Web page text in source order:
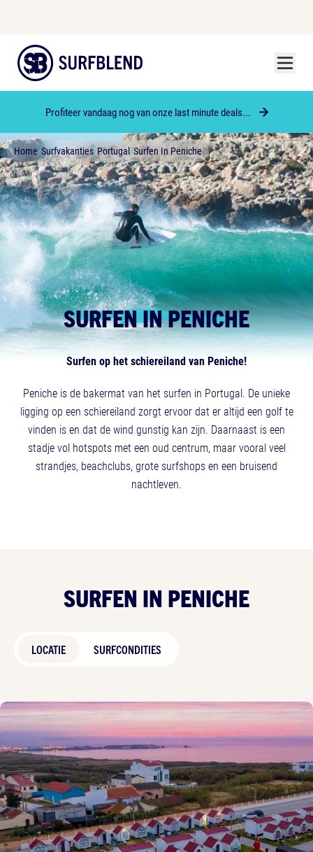
Surfblend
Menu
Profiteer vandaag nog van onze last minute deals...
Home/Surfvakanties/Portugal/Surfen In Peniche
SURFEN IN PENICHE
Surfen op het schiereiland van Peniche!
Peniche is de bakermat van het surfen in Portugal. De unieke
ligging op een schiereiland zorgt ervoor dat er altijd een golf te
vinden is en dat de wind gunstig kan zijn. Daarnaast is een
stadje vol hotspots met een oud centrum, maar vooral veel
strandjes, beachclubs, grote surfshops en een bruisend
nachtleven.
SURFEN IN PENICHE
LOCATIE SURFCONDITIES